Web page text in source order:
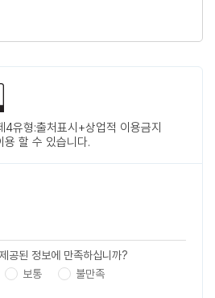
유형:출처표시+상업적 이용금지
할 수 있습니다.
공된 정보에 만족하십니까?
보통
불만족